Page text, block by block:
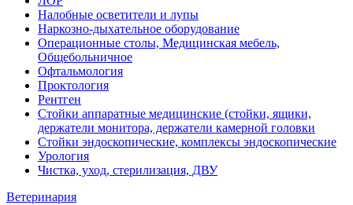
Налобные осветители и лупы
Наркозно-дыхательное оборудование
Операционные столы, Медицинская мебель,
Общебольничное
Офтальмология
Проктология
Рентген
Стойки аппаратные медицинские (стойки, ящики,
держатели монитора, держатели камерной головки
Стойки эндоскопические, комплексы эндоскопические
Урология
Чистка, уход, стерилизация, ДВУ
Ветеринария